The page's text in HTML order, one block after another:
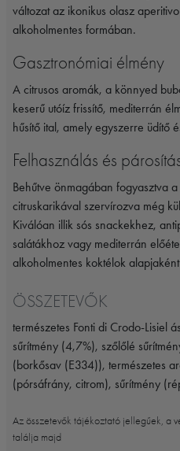
változat az ikonikus olasz
alkoholmentes formában.
Gasztronómiai élmény
A citrusos aromák, a könnyed
keserű utóíz frissítő, mediterrán
hűsítő ital, amely egyszerre üdítő
Felhasználás és
Behűtve önmagában fogyasztva
citruskarikával szervírozva még
Kiválóan illik sós snackekhez,
salátákhoz vagy mediterrán
alkoholmentes koktélok
ÖSSZETEVŐK
természetes Fonti di Crodo-Lisiel
sűrítmény (4,7%), szőlőlé
(borkősav (E334)), természetes
(pórsáfrány, citrom), sűrítmény
Az összetevők tájékoztató jellegűek, a
találja majd